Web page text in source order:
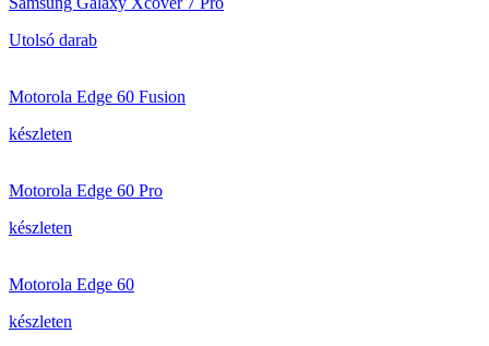
Utolsó darab
Motorola Edge 60 Fusion
készleten
Motorola Edge 60 Pro
készleten
Motorola Edge 60
készleten